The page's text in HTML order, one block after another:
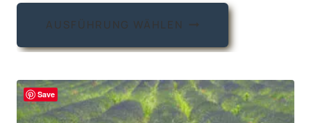
AUSFÜHRUNG WÄHLEN
Dieses
weist
Varianten
auf.
Save